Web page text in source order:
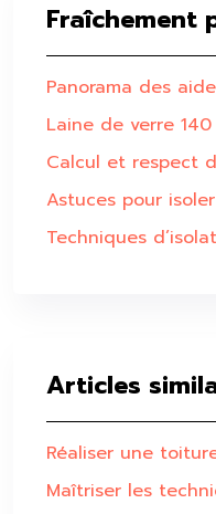
Fraîchement
Panorama des
Laine de verre
Calcul et respect
Astuces pour
Techniques
Articles
Réaliser une
Maîtriser les